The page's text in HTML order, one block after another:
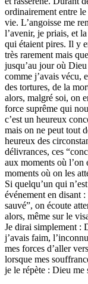
Guillotel
Guyon
Haegy
Hafez
Halluin
Harvey
Hussain
Imhof
Jacq
Jallade
Klein
Klotz
Klvana
Kotry
La
ordinairement entre
vie. L’angoisse me
l’avenir, je priais, et
qui étaient pires. Il y
très rarement mais
jusqu’au jour où
comme j’avais vécu,
des tortures, de la
alors, malgré soi, on
force suprême qui
c’est un heureux
mais on ne peut tout
heureux des
délivrances, ces
aux moments où l’on
moments où on les
Si quelqu’un qui
événement en disant
sauvé”, on écoute
alors, même sur le
Je dirai simplement :
j’avais faim,
mes forces d’aller
lorsque mes
je le répète : Dieu me